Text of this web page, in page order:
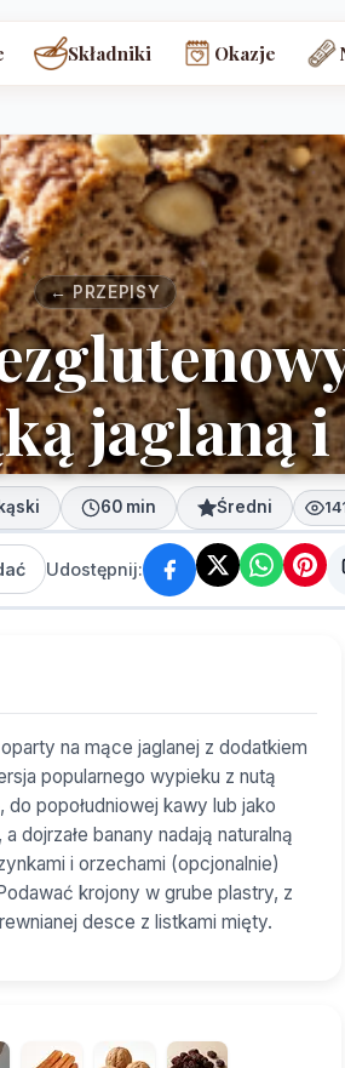
Składniki Okazje
← PRZEPISY
jaglaną
60 min Średni
Udostępnij:
na mące jaglanej z dodatkiem
popularnego wypieku z nutą
popołudniowej kawy lub jako
dojrzałe banany nadają naturalną
i orzechami (opcjonalnie)
krojony w grube plastry, z
desce z listkami mięty.